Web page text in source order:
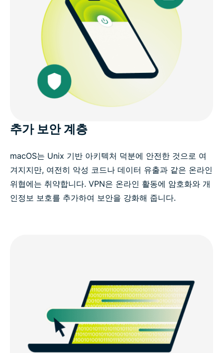
추가 보안 계층
macOS는 Unix 기반 아키텍처 덕분에 안전한 것으로 여
겨지지만, 여전히 악성 코드나 데이터 유출과 같은 온라인
위협에는 취약합니다. VPN은 온라인 활동에 암호화와 개
인정보 보호를 추가하여 보안을 강화해 줍니다.